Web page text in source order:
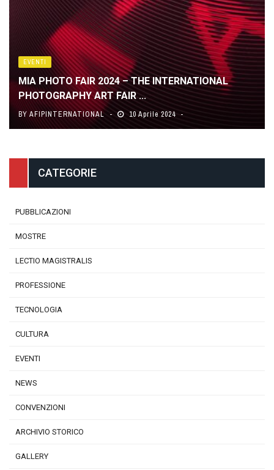
EVENTI
MIA PHOTO FAIR 2024 – THE INTERNATIONAL
PHOTOGRAPHY ART FAIR ...
BY AFIPINTERNATIONAL 10 Aprile 2024
CATEGORIE
PUBBLICAZIONI
MOSTRE
LECTIO MAGISTRALIS
PROFESSIONE
TECNOLOGIA
CULTURA
EVENTI
NEWS
CONVENZIONI
ARCHIVIO STORICO
GALLERY